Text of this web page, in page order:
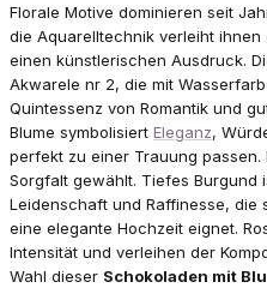
Florale Motive dominieren seit
die Aquarelltechnik verleiht
einen künstlerischen Ausdruck.
Akwarele nr 2, die mit
Quintessenz von Romantik und
Blume symbolisiert Eleganz,
perfekt zu einer Trauung
Sorgfalt gewählt. Tiefes Burgund
Leidenschaft und Raffinesse, die
eine elegante Hochzeit eignet.
Intensität und verleihen der
Wahl dieser Schokoladen mit